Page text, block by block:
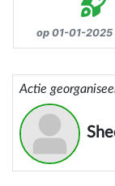
op 01-01-2025
Actie